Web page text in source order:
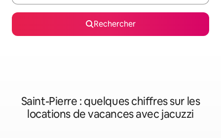
Rechercher
Saint-Pierre : quelques chiffres sur les
locations de vacances avec jacuzzi